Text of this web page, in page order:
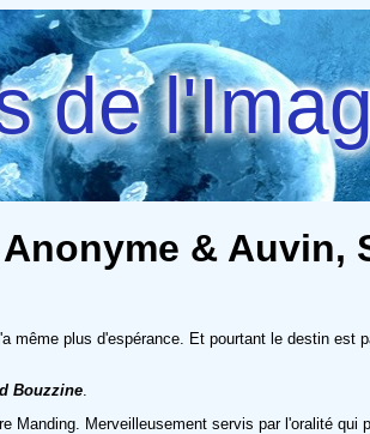
de
& Auvin,
même plus d'espérance. Et pourtant le destin
Bouzzine
Merveilleusement servis par l'oralité